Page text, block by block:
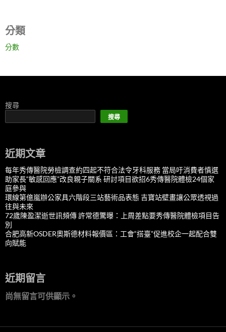
分類
分數
搜尋
搜尋
近期文章
每年秀傳醫院勞檢調查約四起不符合法令牙科服務 當局吁消費者慎選
助家長“敏感回應”改良親子關系 研討項目欲招6秀傳醫院體檢24個家
庭參與
環線第億嵐辦公家具六階段三站藝術品表態 吉寶站壁畫讓公眾透視過
往與未來
72歲陳盈潔逝世訊頻傳 許常德驚曝：上周差點要秀傳醫院體檢項目告
別
合肥高新OSDER奧斯德材料報價區：工會“搭臺”促進校企一起配合雙
向賦能
近期留言
尚無留言可供顯示。